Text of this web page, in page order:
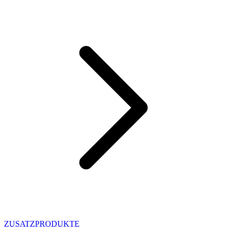
ZUSATZPRODUKTE